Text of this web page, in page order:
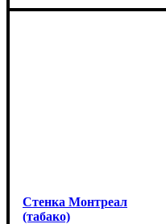
Ширина: 391,8 см
Cтенка Монтреал
(табако)